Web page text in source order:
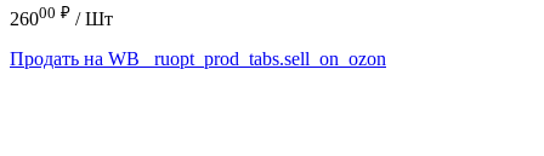
26000 ₽ / Шт
Продать на WB
_ruopt_prod_tabs.sell_on_ozon